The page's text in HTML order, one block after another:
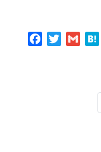
Facebook
TwitterGmail